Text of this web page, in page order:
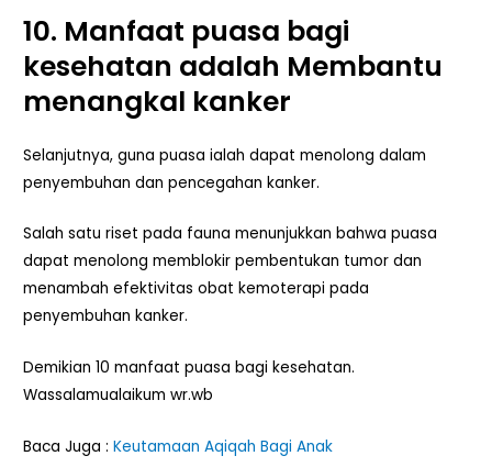
10. Manfaat puasa bagi
kesehatan adalah Membantu
menangkal kanker
Selanjutnya, guna puasa ialah dapat menolong dalam
penyembuhan dan pencegahan kanker.
Salah satu riset pada fauna menunjukkan bahwa puasa
dapat menolong memblokir pembentukan tumor dan
menambah efektivitas obat kemoterapi pada
penyembuhan kanker.
Demikian 10 manfaat puasa bagi kesehatan.
Wassalamualaikum wr.wb
Baca Juga :Keutamaan Aqiqah Bagi Anak